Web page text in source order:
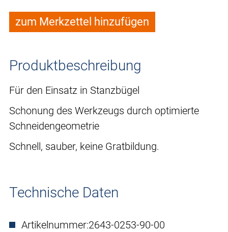
zum Merkzettel hinzufügen
Produktbeschreibung
Für den Einsatz in Stanzbügel
Schonung des Werkzeugs durch optimierte
Schneidengeometrie
Schnell, sauber, keine Gratbildung.
Technische Daten
Artikelnummer:2643-0253-90-00